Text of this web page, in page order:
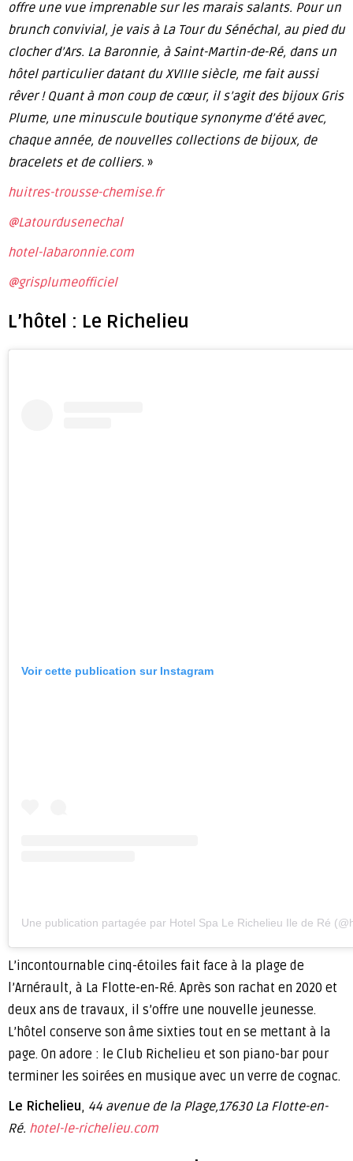
offre une vue imprenable sur les marais salants. Pour un
brunch convivial, je vais à La Tour du Sénéchal, au pied du
clocher d’Ars. La Baronnie, à Saint-Martin-de-Ré, dans un
hôtel particulier datant du XVIIIe siècle, me fait aussi
rêver ! Quant à mon coup de cœur, il s’agit des bijoux Gris
Plume, une minuscule boutique synonyme d’été avec,
chaque année, de nouvelles collections de bijoux, de
bracelets et de colliers. »
huitres-trousse-chemise.fr
@Latourdusenechal
hotel-labaronnie.com
@grisplumeofficiel
L’hôtel : Le Richelieu
Voir cette publication sur Instagram
Une publication partagée par Hotel Spa Le Richelieu Ile de Ré
L’incontournable cinq-étoiles fait face à la plage de
l’Arnérault, à La Flotte-en-Ré. Après son rachat en 2020 et
deux ans de travaux, il s’offre une nouvelle jeunesse.
L’hôtel conserve son âme sixties tout en se mettant à la
page. On adore : le Club Richelieu et son piano-bar pour
terminer les soirées en musique avec un verre de cognac.
Le Richelieu, 44 avenue de la Plage,17630 La Flotte-en-
Ré. hotel-le-richelieu.com